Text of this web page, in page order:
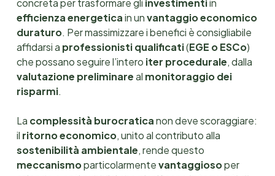
proprio progetto specifico.
concreta per trasformare gli investimentiin
efficienza energeticain unvantaggio economico
duraturo. Per massimizzare i benefici è consigliabile
affidarsi a professionisti qualificati(EGE o ESCo)
che possano seguire l’intero iter procedurale, dalla
valutazione preliminareal monitoraggio dei
risparmi.
La complessità burocraticanon deve scoraggiare:
il ritorno economico, unito al contributo alla
sostenibilità ambientale, rende questo
meccanismoparticolarmentevantaggiosoper